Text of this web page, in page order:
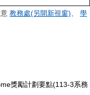
教務處(另開新視窗)、 學
獎勵計劃要點(113-3系務